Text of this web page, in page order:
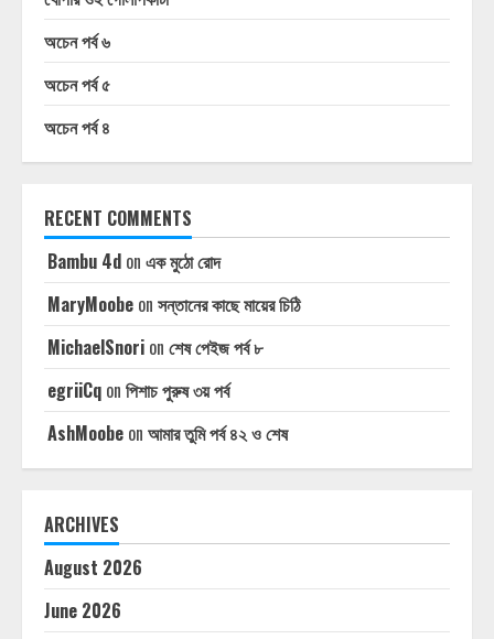
অচেন পর্ব ৬
অচেন পর্ব ৫
অচেন পর্ব ৪
RECENT COMMENTS
Bambu 4d on এক মুঠো রোদ
MaryMoobe on সন্তানের কাছে মায়ের চিঠি
MichaelSnori on শেষ পেইজ পর্ব ৮
egriiCq on পিশাচ পুরুষ ৩য় পর্ব
AshMoobe on আমার তুমি পর্ব ৪২ ও শেষ
ARCHIVES
August 2026
June 2026